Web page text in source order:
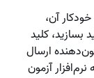
آن،
بسازید، کلید
ارسال
آزمون